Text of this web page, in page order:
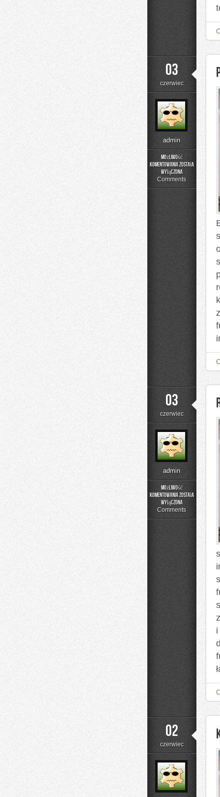
03
czerwiec
admin
Możliwość
komentowania
Poradnik
Rodzica
została
wyłączona
Comments
03
czerwiec
admin
Możliwość
komentowania
Rehabilitacja
Fizjoterapia
została
wyłączona
Comments
i
02
czerwiec